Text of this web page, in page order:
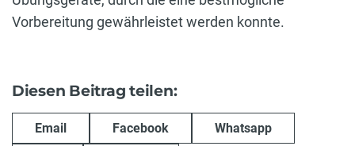
Vorbereitung gewährleistet werden konnte.
Diesen Beitrag teilen:
Email Facebook Whatsapp